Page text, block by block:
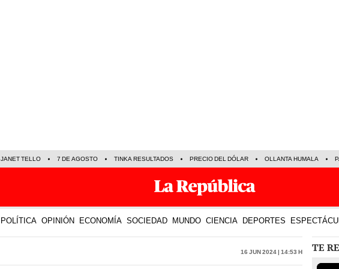
JANET TELLO 7 DE AGOSTO TINKA RESULTADOS PRECIO DEL DÓLAR OLLANTA HUMALA
POLÍTICA OPINIÓN ECONOMÍA SOCIEDAD MUNDO CIENCIA DEPORTES
16 Jun 2024 | 14:53 h TE